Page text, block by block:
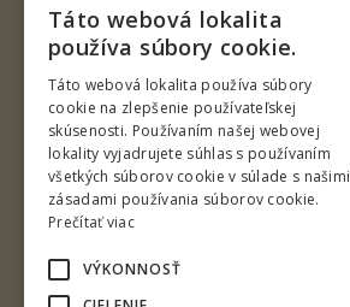
Ul. T. G. Masaryka 24
960 01 Zvolen
Táto webová lokalita
používa súbory cookie.
Táto webová lokalita používa súbory
cookie na zlepšenie používateľskej
skúsenosti. Používaním našej webovej
lokality vyjadrujete súhlas s používaním
všetkých súborov cookie v súlade s našimi
zásadami používania súborov cookie.
Prečítať viac
VÝKONNOSŤ